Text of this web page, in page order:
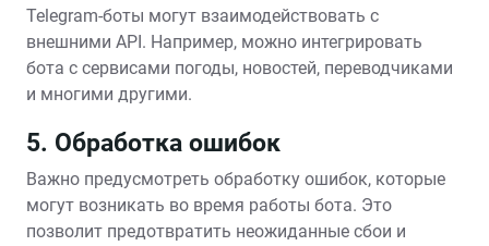
Telegram-боты могут взаимодействовать с
внешними API. Например, можно интегрировать
бота с сервисами погоды, новостей, переводчиками
и многими другими.
5. Обработка ошибок
Важно предусмотреть обработку ошибок, которые
могут возникать во время работы бота. Это
позволит предотвратить неожиданные сбои и